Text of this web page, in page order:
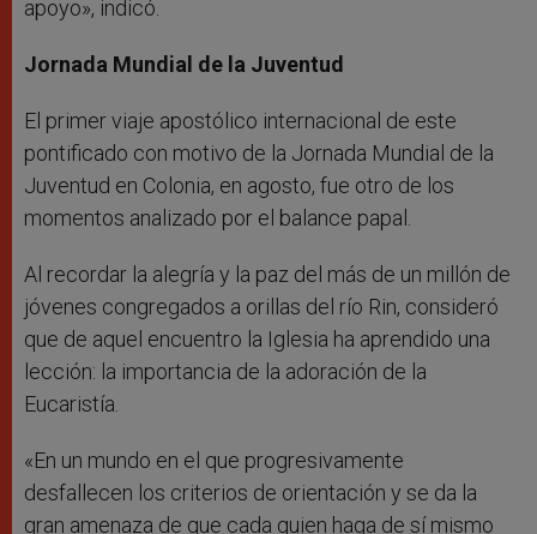
apoyo», indicó.
Jornada Mundial de la Juventud
El primer viaje apostólico internacional de este
pontificado con motivo de la Jornada Mundial de la
Juventud en Colonia, en agosto, fue otro de los
momentos analizado por el balance papal.
Al recordar la alegría y la paz del más de un millón de
jóvenes congregados a orillas del río Rin, consideró
que de aquel encuentro la Iglesia ha aprendido una
lección: la importancia de la adoración de la
Eucaristía.
«En un mundo en el que progresivamente
desfallecen los criterios de orientación y se da la
gran amenaza de que cada quien haga de sí mismo